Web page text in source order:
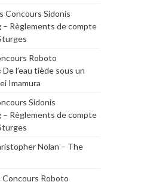
Concours Sidonis
Règlements de compte
Roboto
l’eau tiède sous un
Imamura
Sidonis
Règlements de compte
Nolan – The
Concours Roboto